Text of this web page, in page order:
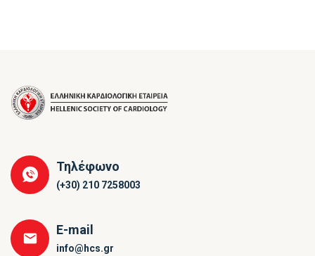
Τηλέφωνο
(+30) 210 7258003
E-mail
info@hcs.gr